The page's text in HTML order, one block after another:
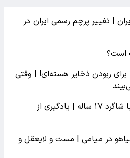
| تغییر پرچم رسمی ایران در
است؟
برای ربودن ذخایر هسته‌ای! | وقتی
رسوایی جنسی معلم زن با شاگرد ۱۷ ساله | یادگیری از
در میامی | مست و لایعقل و